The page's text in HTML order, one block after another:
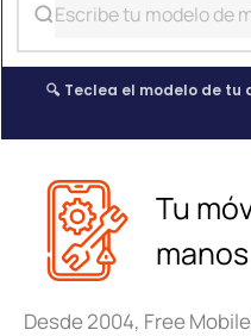
🔍 Teclea el modelo de tu
Tu
manos
Desde 2004, Free